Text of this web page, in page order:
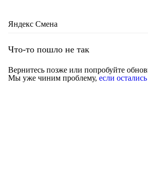
Яндекс Смена
Что-то пошло не так
Вернитесь позже или попробуйте
Мы уже чиним проблему, если